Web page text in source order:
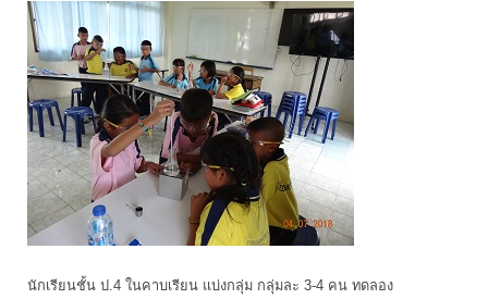
นักเรียนชั้น ป.4 ในคาบเรียน แบ่งกลุ่ม กลุ่มละ 3-4 คน ทดลอง